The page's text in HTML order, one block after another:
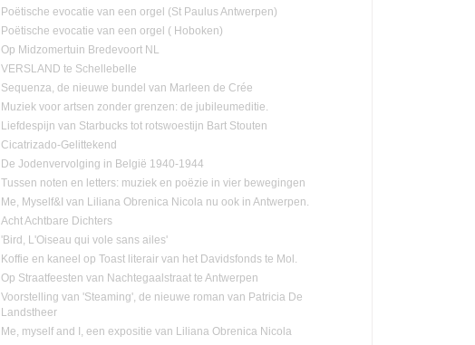
Poëtische evocatie van een orgel (St Paulus Antwerpen)
Poëtische evocatie van een orgel ( Hoboken)
Op Midzomertuin Bredevoort NL
VERSLAND te Schellebelle
Sequenza, de nieuwe bundel van Marleen de Crée
Muziek voor artsen zonder grenzen: de jubileumeditie.
Liefdespijn van Starbucks tot rotswoestijn Bart Stouten
Cicatrizado-Gelittekend
De Jodenvervolging in België 1940-1944
Tussen noten en letters: muziek en poëzie in vier bewegingen
Me, Myself&I van Liliana Obrenica Nicola nu ook in Antwerpen.
Acht Achtbare Dichters
'Bird, L'Oiseau qui vole sans ailes'
Koffie en kaneel op Toast literair van het Davidsfonds te Mol.
Op Straatfeesten van Nachtegaalstraat te Antwerpen
Voorstelling van 'Steaming', de nieuwe roman van Patricia De
Landstheer
Me, myself and I, een expositie van Liliana Obrenica Nicola